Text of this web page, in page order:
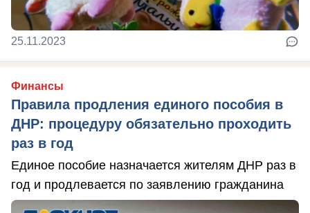
25.11.2023
Финансы
Правила продления единого пособия в
ДНР: процедуру обязательно проходить
раз в год
Единое пособие назначается жителям ДНР раз в
год и продлевается по заявлению гражданина